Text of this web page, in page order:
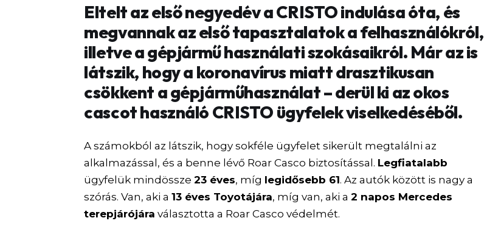
Eltelt az első negyedév a CRISTO indulása óta, és
megvannak az első tapasztalatok a felhasználókról,
illetve a gépjármű használati szokásaikról. Már az is
látszik, hogy a koronavírus miatt drasztikusan
csökkent a gépjárműhasználat – derül ki az okos
cascot használó CRISTO ügyfelek viselkedéséből.
A számokból az látszik, hogy sokféle ügyfelet sikerült megtalálni az
alkalmazással, és a benne lévő Roar Casco biztosítással. Legfiatalabb
ügyfelük mindössze23 éves, míg legidősebb 61. Az autók között is nagy a
szórás. Van, aki a13 éves Toyotájára, míg van, aki a2 napos Mercedes
terepjárójára választotta a Roar Casco védelmét.